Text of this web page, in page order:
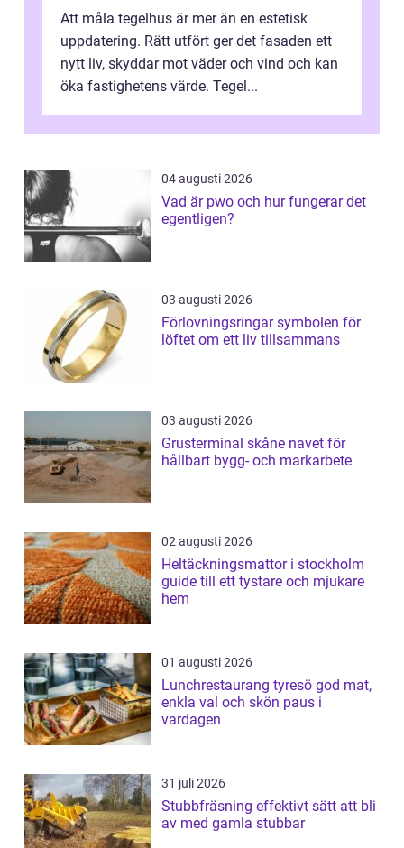
Att måla tegelhus är mer än en estetisk
uppdatering. Rätt utfört ger det fasaden ett
nytt liv, skyddar mot väder och vind och kan
öka fastighetens värde. Tegel...
04 augusti 2026
Vad är pwo och hur fungerar det
egentligen?
03 augusti 2026
Förlovningsringar symbolen för
löftet om ett liv tillsammans
03 augusti 2026
Grusterminal skåne navet för
hållbart bygg- och markarbete
02 augusti 2026
Heltäckningsmattor i stockholm
guide till ett tystare och mjukare
hem
01 augusti 2026
Lunchrestaurang tyresö god mat,
enkla val och skön paus i
vardagen
31 juli 2026
Stubbfräsning effektivt sätt att bli
av med gamla stubbar